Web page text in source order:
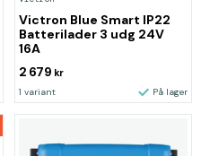
Victron Blue Smart IP22
Batterilader 3 udg 24V
16A
2 679 kr
1 variant På lager